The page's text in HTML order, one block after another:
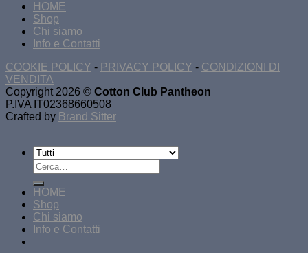
HOME
Shop
Chi siamo
Info e Contatti
COOKIE POLICY - PRIVACY POLICY - CONDIZIONI DI
VENDITA
Copyright 2026 © Cotton Club Pantheon
P.IVA IT02368660508
Crafted by Brand Sitter
Cerca:
HOME
Shop
Chi siamo
Info e Contatti